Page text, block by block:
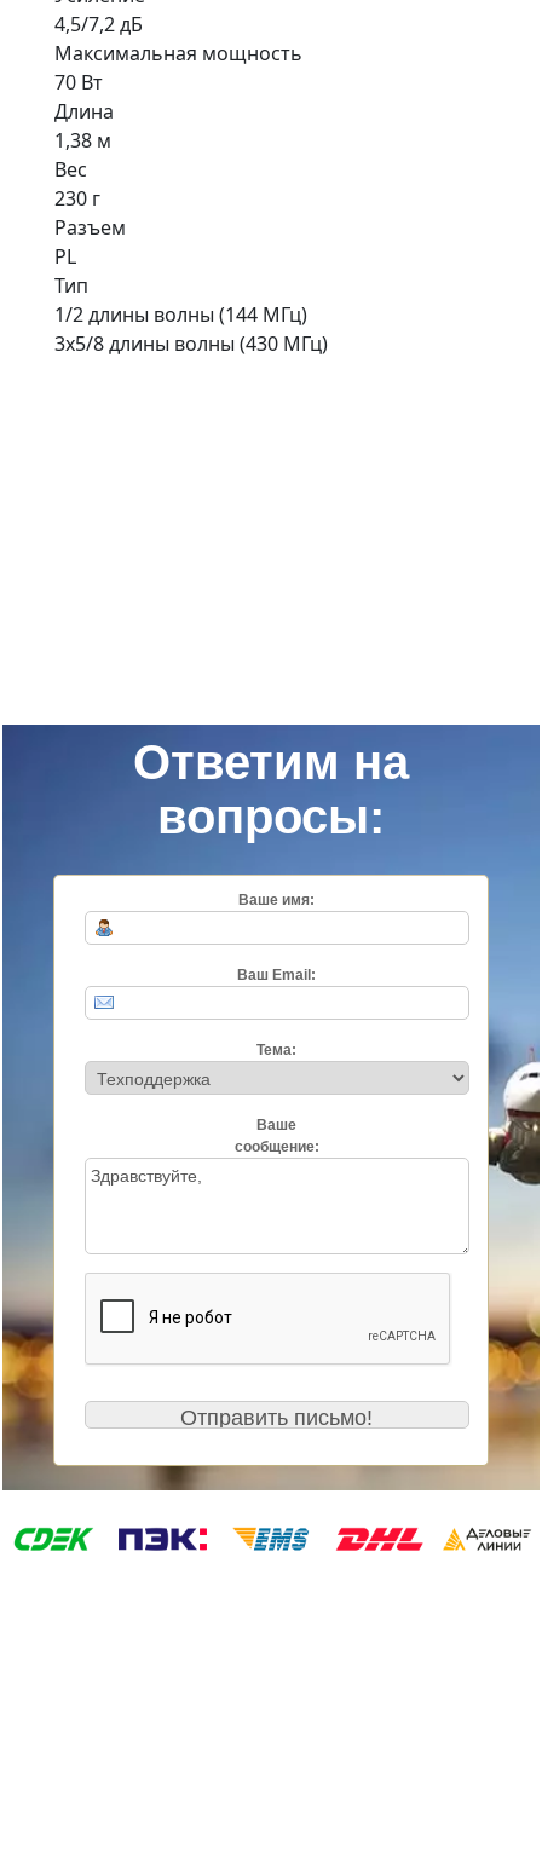
4,5/7,2 дБ
Максимальная мощность
70 Вт
Длина
1,38 м
Вес
230 г
Разъем
PL
Тип
1/2 длины волны (144 МГц)
3х5/8 длины волны (430 МГц)
Ответим на
вопросы:
Ваше имя:
Ваш Email:
Тема:
Ваше
сообщение: